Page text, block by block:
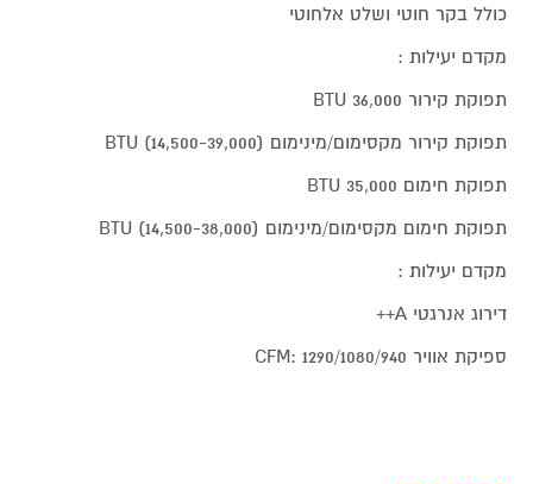
כולל בקר חוטי ושלט אלחוטי
מקדם יעילות :
תפוקת קירור 36,000 BTU
תפוקת קירור מקסימום/מינימום (14,500-39,000) BTU
תפוקת חימום 35,000 BTU
תפוקת חימום מקסימום/מינימום (14,500-38,000) BTU
מקדם יעילות :
דירוג אנרגטי A++
ספיקת אוויר 1290/1080/940 :CFM